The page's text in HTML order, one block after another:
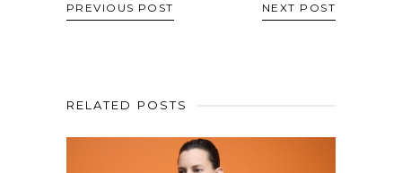
PREVIOUS POST NEXT POST
RELATED POSTS